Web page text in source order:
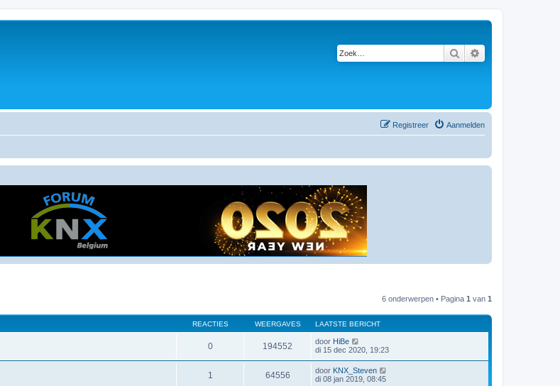
Zoek
Aanmelden
Registreer
6 onderwerpen • Pagina 1 van 1
REACTIES WEERGAVES LAATSTE BERICHT
0 194552 door HiBe
di 15 dec 2020, 19:23
1 64556 door KNX_Steven
di 08 jan 2019, 08:45